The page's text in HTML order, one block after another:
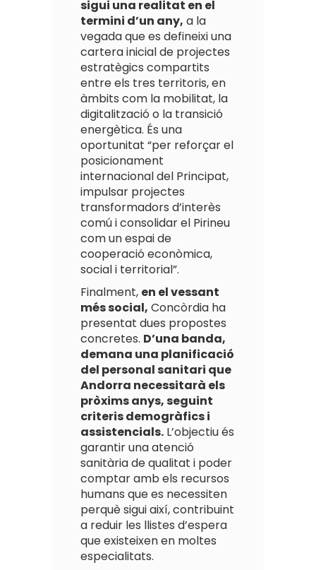
sigui una realitat en el
termini d’un any, a la
vegada que es defineixi una
cartera inicial de projectes
estratègics compartits
entre els tres territoris, en
àmbits com la mobilitat, la
digitalització o la transició
energètica. És una
oportunitat “per reforçar el
posicionament
internacional del Principat,
impulsar projectes
transformadors d’interès
comú i consolidar el Pirineu
com un espai de
cooperació econòmica,
social i territorial”.
Finalment, en el vessant
més social, Concòrdia ha
presentat dues propostes
concretes. D’una banda,
demana una planificació
del personal sanitari que
Andorra necessitarà els
pròxims anys, seguint
criteris demogràfics i
assistencials. L’objectiu és
garantir una atenció
sanitària de qualitat i poder
comptar amb els recursos
humans que es necessiten
perquè sigui així, contribuint
a reduir les llistes d’espera
que existeixen en moltes
especialitats.